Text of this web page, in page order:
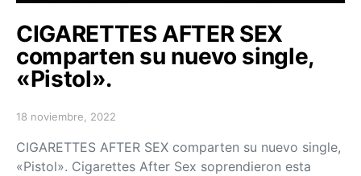
CIGARETTES AFTER SEX
comparten su nuevo single,
«Pistol».
Posted on
18 noviembre, 2022
CIGARETTES AFTER SEX comparten su nuevo single,
«Pistol». Cigarettes After Sex soprendieron esta